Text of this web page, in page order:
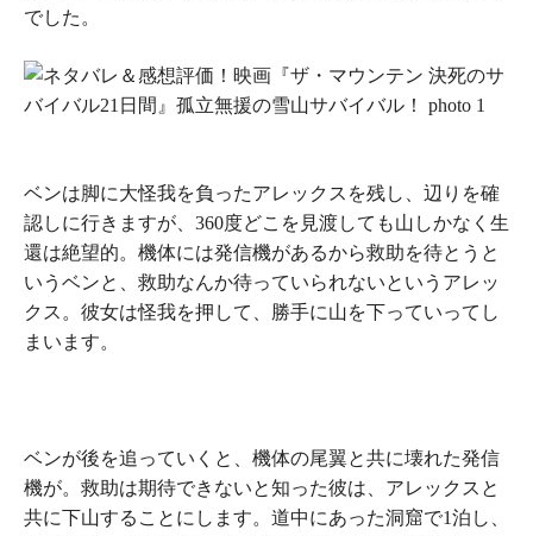
でした。
ベンは脚に大怪我を負ったアレックスを残し、辺りを確
認しに行きますが、360度どこを見渡しても山しかなく生
還は絶望的。機体には発信機があるから救助を待とうと
いうベンと、救助なんか待っていられないというアレッ
クス。彼女は怪我を押して、勝手に山を下っていってし
まいます。
ベンが後を追っていくと、機体の尾翼と共に壊れた発信
機が。救助は期待できないと知った彼は、アレックスと
共に下山することにします。道中にあった洞窟で1泊し、